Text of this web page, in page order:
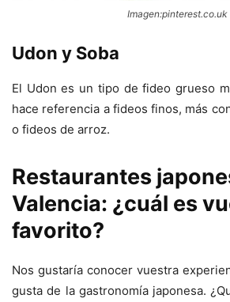
Imagen:pinterest.co.uk
Udon y Soba
El Udon es un tipo de fideo grueso
hace referencia a fideos finos, más
o fideos de arroz.
Restaurantes
Valencia: ¿cuál es
favorito?
Nos gustaría conocer vuestra
gusta de la gastronomía japonesa.